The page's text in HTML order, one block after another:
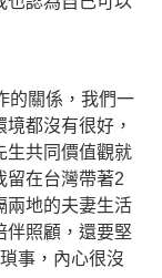
的關係，我們一
都沒有很好，
生共同價值觀就
留在台灣帶著2
兩地的夫妻生活
伴照顧，還要堅
事，內心很沒